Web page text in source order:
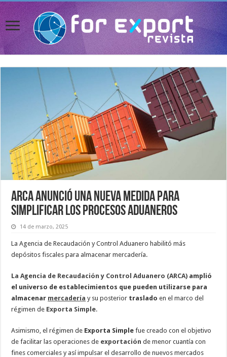
ARCA anunció una nueva medida para
simplificar los procesos aduaneros
14 de marzo, 2025
La Agencia de Recaudación y Control Aduanero habilitó más
depósitos fiscales para almacenar mercadería.
La Agencia de Recaudación y Control Aduanero (ARCA) amplió
el universo de establecimientos que pueden utilizarse para
almacenar mercadería y su posterior traslado en el marco del
régimen de Exporta Simple.
Asimismo, el régimen de Exporta Simple fue creado con el objetivo
de facilitar las operaciones de exportación de menor cuantía con
fines comerciales y así impulsar el desarrollo de nuevos mercados